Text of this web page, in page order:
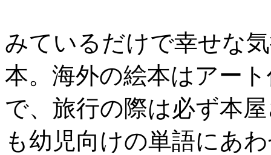
みているだけで幸せな
本。海外の絵本はアー
で、旅行の際は必ず本
も幼児向けの単語にあ